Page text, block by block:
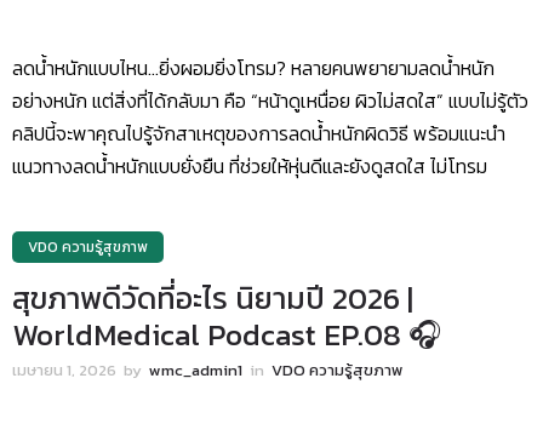
ลดน้ำหนักแบบไหน…ยิ่งผอมยิ่งโทรม? หลายคนพยายามลดน้ำหนัก
อย่างหนัก แต่สิ่งที่ได้กลับมา คือ “หน้าดูเหนื่อย ผิวไม่สดใส” แบบไม่รู้ตัว
คลิปนี้จะพาคุณไปรู้จักสาเหตุของการลดน้ำหนักผิดวิธี พร้อมแนะนำ
แนวทางลดน้ำหนักแบบยั่งยืน ที่ช่วยให้หุ่นดีและยังดูสดใส ไม่โทรม
VDO ความรู้สุขภาพ
สุขภาพดีวัดที่อะไร นิยามปี 2026 |
WorldMedical Podcast EP.08 🎧
เมษายน 1, 2026 by wmc_admin1 in VDO ความรู้สุขภาพ